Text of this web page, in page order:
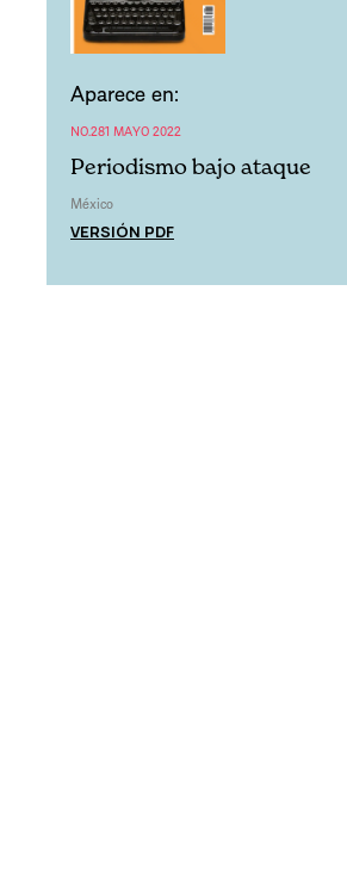
Aparece en:
NO.281 MAYO 2022
Periodismo bajo ataque
México
VERSIÓN PDF